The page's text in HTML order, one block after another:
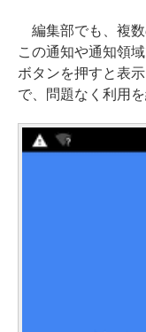
編集部でも、複数
この通知や通知領
ボタンを押すと表
で、問題なく利用